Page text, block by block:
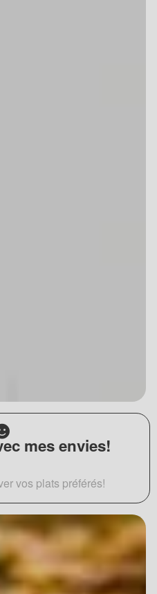
mes envies!
vos plats préférés!